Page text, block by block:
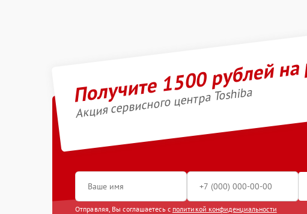
Получите 1500 рублей
Акция сервисного центра Toshiba
Отправляя, Вы соглашаетесь с политикой конфиденциальности